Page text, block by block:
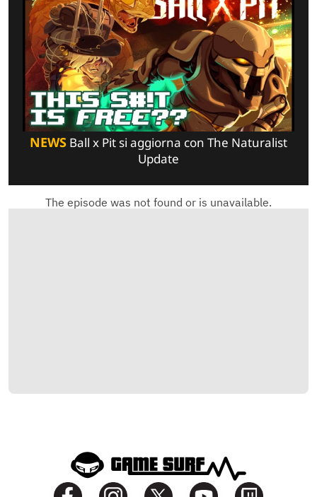
NEWS Ball x Pit si aggiorna con The Naturalist
Update